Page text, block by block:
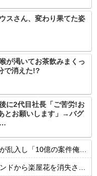
スさん、変わり果てた姿
が渇いてお茶飲みまくっ
で消えた!?
に2代目社長「ご苦労!お
とお願いします」→バグ
…
犬w」→取引先社長「誰だね君は…」既に契約成立していて…
た訴訟おじさん遂に口を開くも他人事